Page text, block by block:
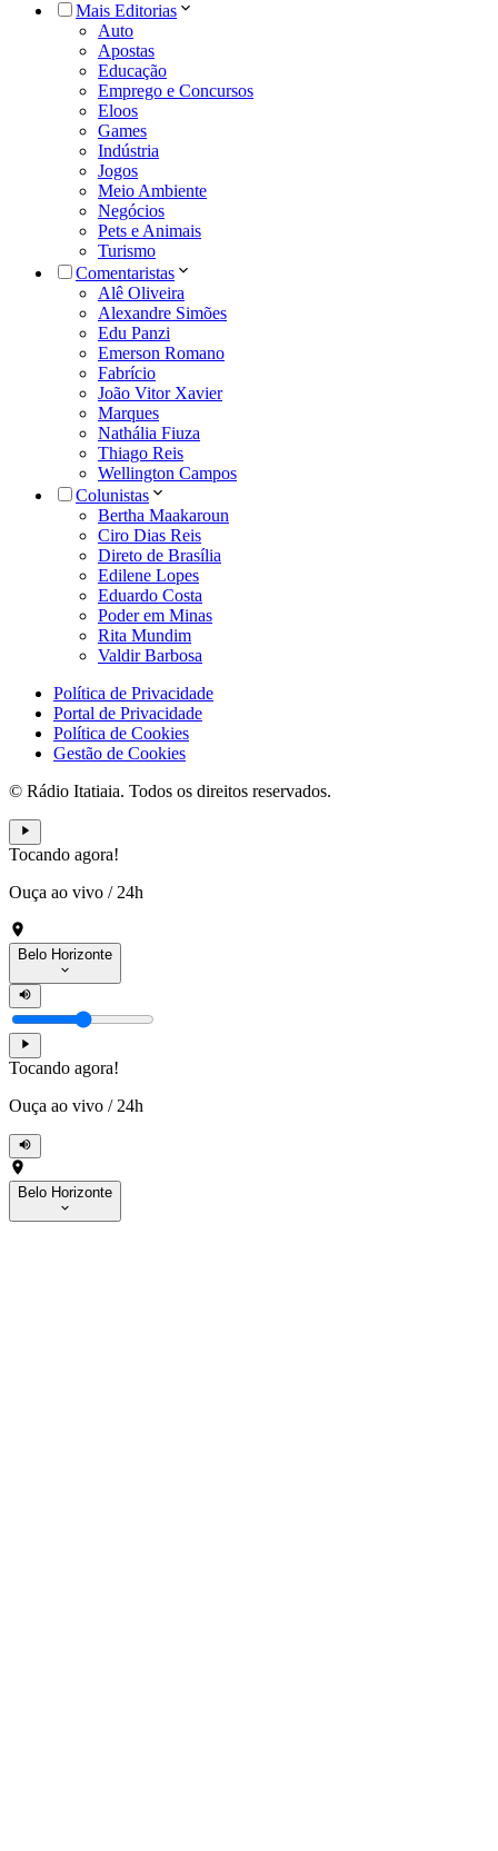
Mais Editorias
Auto
Apostas
Educação
Emprego e Concursos
Eloos
Games
Indústria
Jogos
Meio Ambiente
Negócios
Pets e Animais
Turismo
Comentaristas
Alê Oliveira
Alexandre Simões
Edu Panzi
Emerson Romano
Fabrício
João Vitor Xavier
Marques
Nathália Fiuza
Thiago Reis
Wellington Campos
Colunistas
Bertha Maakaroun
Ciro Dias Reis
Direto de Brasília
Edilene Lopes
Eduardo Costa
Poder em Minas
Rita Mundim
Valdir Barbosa
Política de Privacidade
Portal de Privacidade
Política de Cookies
Gestão de Cookies
© Rádio Itatiaia. Todos os direitos reservados.
Tocando agora!
Ouça ao vivo / 24h
Belo Horizonte
Tocando agora!
Ouça ao vivo / 24h
Belo Horizonte